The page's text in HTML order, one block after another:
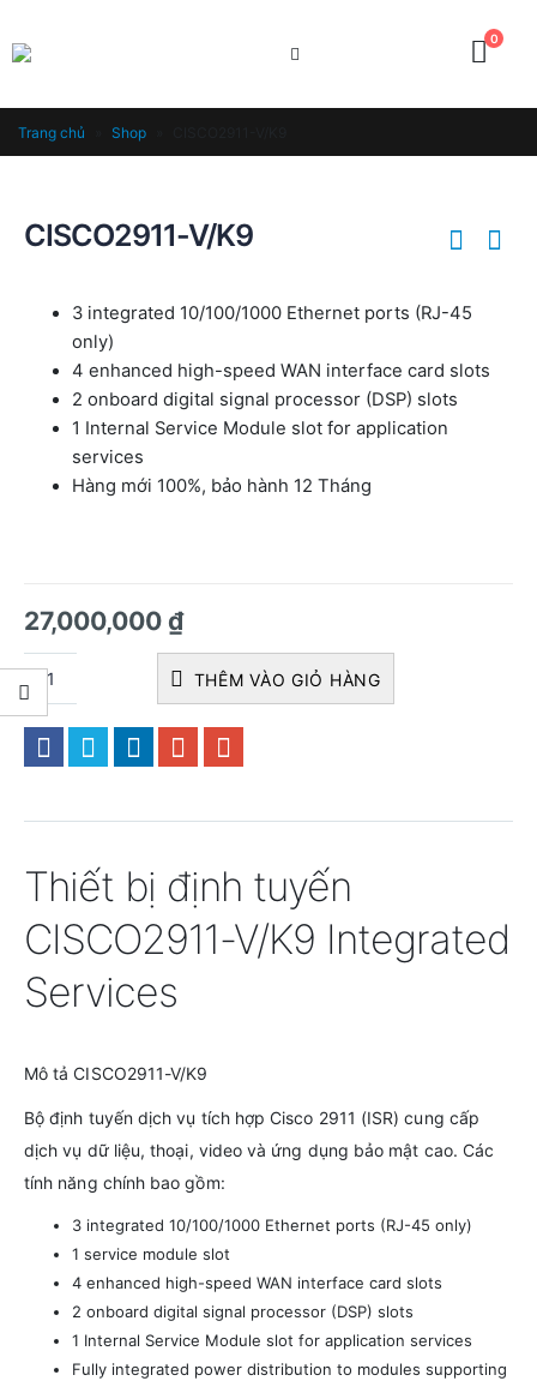
0
Trang chủ Shop
CISCO2911-V/K9
3 integrated 10/100/1000 Ethernet ports (RJ-45
only)
4 enhanced high-speed WAN interface card slots
2 onboard digital signal processor (DSP) slots
1 Internal Service Module slot for application
services
Hàng mới 100%, bảo hành 12 Tháng
27,000,000 ₫
THÊM VÀO GIỎ HÀNG
Thiết bị định tuyến
CISCO2911-V/K9 Integrated
Services
Mô tả CISCO2911-V/K9
Bộ định tuyến dịch vụ tích hợp Cisco 2911 (ISR) cung cấp
dịch vụ dữ liệu, thoại, video và ứng dụng bảo mật cao. Các
tính năng chính bao gồm:
3 integrated 10/100/1000 Ethernet ports (RJ-45 only)
1 service module slot
4 enhanced high-speed WAN interface card slots
2 onboard digital signal processor (DSP) slots
1 Internal Service Module slot for application services
Fully integrated power distribution to modules supporting